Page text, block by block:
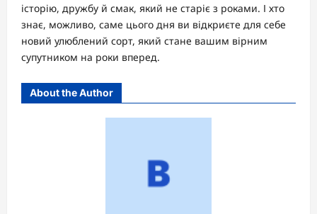
історію, дружбу й смак, який не старіє з роками. І хто
знає, можливо, саме цього дня ви відкриєте для себе
новий улюблений сорт, який стане вашим вірним
супутником на роки вперед.
About the Author